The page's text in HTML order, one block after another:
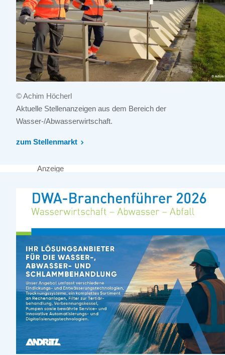
© Achim Höcherl
Aktuelle Stellenanzeigen aus dem Bereich der
Wasser-/Abwasserwirtschaft.
zum Stellenmarkt
Anzeige